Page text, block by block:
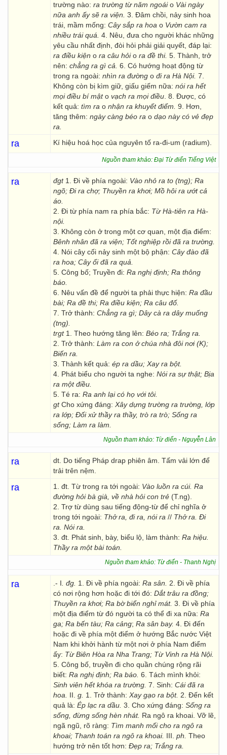
trường nào: ra trường từ năm ngoáio Vài ngày
nữa anh ấy sẽ ra viện. 3. Đâm chồi, nảy sinh hoa
trái, mầm mống: Cây sắp ra hoa o Vườn cam ra
nhiều trái quá. 4. Nêu, đưa cho người khác những
yêu cầu nhất định, đòi hỏi phải giải quyết, đáp lại:
ra điều kiện o ra câu hỏio ra đề thi. 5. Thành, trở
nên: chẳng ra gì cả. 6. Có hướng hoạt động từ
trong ra ngoài: nhìn ra đường o đi ra Hà Nội. 7.
Không còn bị kìm giữ, giấu giếm nữa: nói ra hết
mọi điều bí mậto vạch ra mọi điều . 8. Được, có
kết quả: tìm ra o nhận ra khuyết điểm. 9. Hơn,
tăng thêm: ngày càng béo ra o dạo này có vẻ đẹp
ra.
ra Kí hiệu hoá học của nguyên tố ra-đi-um (radium).
Nguồn tham khảo: Đại Từ điển Tiếng Việt
ra đgt 1. Đi về phía ngoài: Vào nhỏ ra to (tng); Ra
ngõ; Đi ra chợ; Thuyền ra khơi; Mồ hôi ra ướt cả
áo.
2. Đi từ phía nam ra phía bắc: Từ Hà-tiên ra Hà-
nội.
3. Không còn ở trong một cơ quan, một địa điểm:
Bênh nhân đã ra viện; Tốt nghiệp rồi đã ra trường.
4. Nói cây cối nảy sinh một bộ phận: Cây đào đã
ra hoa; Cây ổi đã ra quả.
5. Công bố; Truyền đi: Ra nghị định; Ra thông
báo.
6. Nêu vấn đề để người ta phải thực hiện: Ra đầu
bài; Ra đề thi; Ra điều kiện; Ra câu đố.
7. Trở thành: Chẳng ra gì; Dây cà ra dây muống
(tng).
trgt 1. Theo hướng tăng lên: Béo ra; Trắng ra.
2. Trở thành: Làm ra con ở chúa nhà đôi nơi (K);
Biến ra.
3. Thành kết quả: ép ra dầu; Xay ra bột.
4. Phát biểu cho người ta nghe: Nói ra sự thật; Bịa
ra một điều.
5. Té ra: Ra anh lại có họ với tôi.
gtCho xứng đáng: Xây dựng trường ra trường, lớp
ra lớp; Đối xử thầy ra thầy, trò ra trò; Sống ra
sống; Làm ra làm.
Nguồn tham khảo: Từ điển - Nguyễn Lân
ra
dt. Do tiếng Pháp drap phiên âm. Tấm vải lớn để
trải trên nệm.
ra 1. đt. Từ trong ra tới ngoài: Vào luồn ra cúi. Ra
đường hỏi bà già, về nhà hỏi con trẻ (T.ng).
2. Trợ từ dùng sau tiếng động-từ để chỉ nghĩa ở
trong tới ngoài: Thở ra, đi ra, nói ra // Thở ra. Đi
ra. Nói ra.
3. đt. Phát sinh, bày, biểu lộ, làm thành: Ra hiệu.
Thầy ra một bài toán.
Nguồn tham khảo: Từ điển - Thanh Nghị
ra .- I . đg. 1. Đi về phía ngoài: Ra sân. 2. Đi về phía
có nơi rộng hơn hoặc đi tới đó: Dắt trâu ra đồng;
Thuyền ra khơi; Ra bờ biển nghỉ mát. 3. Đi về phía
một địa điểm từ đó người ta có thể đi xa nữa: Ra
ga; Ra bến tàu; Ra cảng; Ra sân bay. 4. Đi đến
hoặc đi về phía một điểm ở hướng Bắc nước Việt
Nam khi khởi hành từ một nơi ở phía Nam điểm
ấy: Từ Biên Hòa ra Nha Trang; Từ Vinh ra Hà Nội.
5. Công bố, truyền đi cho quần chúng rộng rãi
biết: Ra nghị định; Ra báo. 6. Tách mình khỏi:
Sinh viên hết khóa ra trường. 7. Sinh: Cái đã ra
hoa. II. g. 1. Trở thành: Xay gạo ra bột. 2. Đến kết
quả là: Ép lạc ra dầu. 3. Cho xứng đáng: Sống ra
sống, đừng sống hèn nhát. Ra ngô ra khoai. Vỡ lẽ,
ngã ngũ, rõ ràng: Tìm manh mối cho ra ngô ra
khoai; Thanh toán ra ngô ra khoai. III. ph. Theo
hướng trở nên tốt hơn: Đẹp ra; Trắng ra.